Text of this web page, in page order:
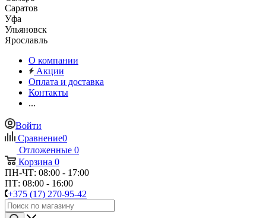
Саратов
Уфа
Ульяновск
Ярославль
О компании
Акции
Оплата и доставка
Контакты
...
Войти
Сравнение0
Отложенные 0
Корзина 0
ПН-ЧТ: 08:00 - 17:00
ПТ: 08:00 - 16:00
+375 (17) 270-95-42